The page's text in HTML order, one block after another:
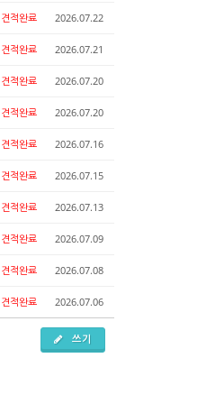
견적완료 2026.07.22
견적완료 2026.07.21
견적완료 2026.07.20
견적완료 2026.07.20
견적완료 2026.07.16
견적완료 2026.07.15
견적완료 2026.07.13
견적완료 2026.07.09
견적완료 2026.07.08
견적완료 2026.07.06
쓰기